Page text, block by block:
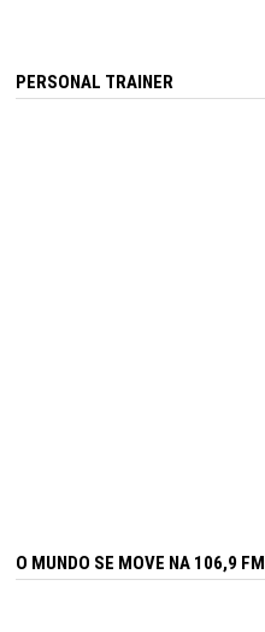
PERSONAL TRAINER
O MUNDO SE MOVE NA 106,9 FM